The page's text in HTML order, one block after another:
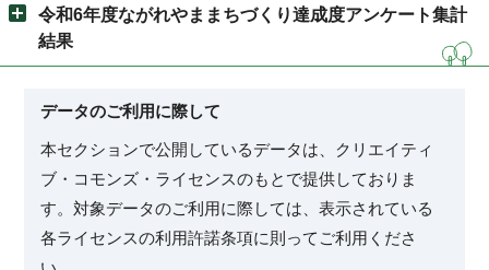
令和6年度ながれやままちづくり達成度アンケート集計
結果
データのご利用に際して
本セクションで公開しているデータは、クリエイティ
ブ・コモンズ・ライセンスのもとで提供しておりま
す。対象データのご利用に際しては、表示されている
各ライセンスの利用許諾条項に則ってご利用くださ